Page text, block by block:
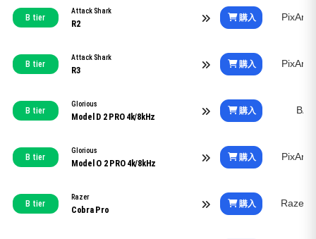
B tier
Attack Shark
R2
購入 PixArt
B tier
Attack Shark
R3
購入 PixArt
B tier
Glorious
Model D 2 PRO 4k/8kHz
購入
B tier
Glorious
Model O 2 PRO 4k/8kHz
購入 PixArt
B tier
Razer
Cobra Pro
購入 Razer